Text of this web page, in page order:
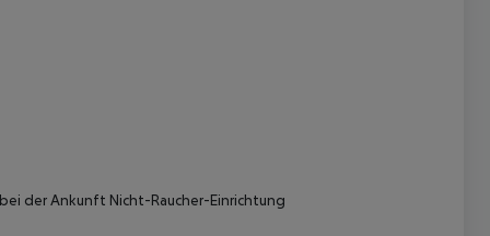
der Ankunft Nicht-Raucher-Einrichtung